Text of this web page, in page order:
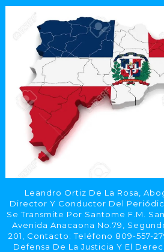
Leandro Ortiz De La Rosa,
Director Y Conductor Del
Se Transmite Por Santome F.M.
Avenida Anacaona No.79,
201, Contacto: Teléfono 809-557-
Defensa De La Justicia Y El